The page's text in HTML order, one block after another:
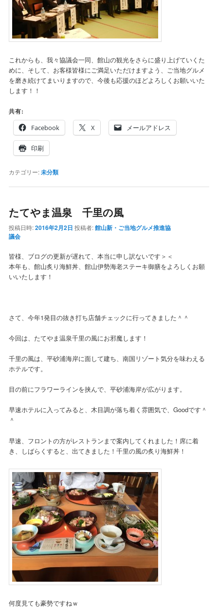
これからも、我々協議会一同、館山の観光をさらに盛り上げていくた
めに、そして、お客様皆様にご満足いただけますよう、ご当地グルメ
を磨き続けてまいりますので、今後も応援のほどよろしくお願いいた
します！！
共有:
Facebook
X メールアドレス
印刷
カテゴリー:未分類
たてやま温泉 千里の風
投稿日時:2016年2月2日 投稿者:館山新・ご当地グルメ推進協
議会
皆様、ブログの更新が遅れて、本当に申し訳ないです＞＜
本年も、館山炙り海鮮丼、館山伊勢海老ステーキ御膳をよろしくお願
いいたします！
さて、今年1発目の抜き打ち店舗チェックに行ってきました＾＾
今回は、たてやま温泉千里の風にお邪魔します！
千里の風は、平砂浦海岸に面して建ち、南国リゾート気分を味わえる
ホテルです。
目の前にフラワーラインを挟んで、平砂浦海岸が広がります。
早速ホテルに入ってみると、木目調が落ち着く雰囲気で、Goodです＾
＾
早速、フロントの方がレストランまで案内してくれました！席に着
き、しばらくすると、出てきました！千里の風の炙り海鮮丼！
何度見ても豪勢ですねｗ